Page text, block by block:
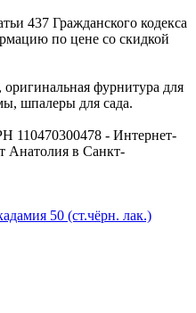
437 Гражданского кодекса
по цене со скидкой
фурнитура для
шпалеры для сада.
- Интернет-
Анатолия в Санкт-
50 (ст.чёрн. лак.)